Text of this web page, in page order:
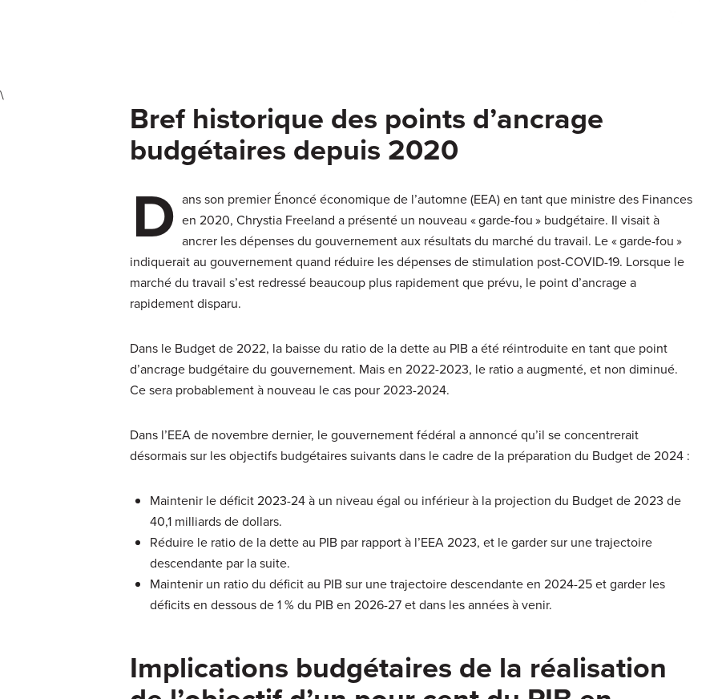
\
Bref historique des points d’ancrage
budgétaires depuis 2020
D ans son premier Énoncé économique de l’automne (EEA) en tant que ministre des Finances
en 2020, Chrystia Freeland a présenté un nouveau « garde-fou » budgétaire. Il visait à
ancrer les dépenses du gouvernement aux résultats du marché du travail. Le « garde-fou »
indiquerait au gouvernement quand réduire les dépenses de stimulation post-COVID-19. Lorsque le
marché du travail s’est redressé beaucoup plus rapidement que prévu, le point d’ancrage a
rapidement disparu.
Dans le Budget de 2022, la baisse du ratio de la dette au PIB a été réintroduite en tant que point
d’ancrage budgétaire du gouvernement. Mais en 2022-2023, le ratio a augmenté, et non diminué.
Ce sera probablement à nouveau le cas pour 2023-2024.
Dans l’EEA de novembre dernier, le gouvernement fédéral a annoncé qu’il se concentrerait
désormais sur les objectifs budgétaires suivants dans le cadre de la préparation du Budget de 2024 :
Maintenir le déficit 2023-24 à un niveau égal ou inférieur à la projection du Budget de 2023 de
40,1 milliards de dollars.
Réduire le ratio de la dette au PIB par rapport à l’EEA 2023, et le garder sur une trajectoire
descendante par la suite.
Maintenir un ratio du déficit au PIB sur une trajectoire descendante en 2024-25 et garder les
déficits en dessous de 1 % du PIB en 2026-27 et dans les années à venir.
Implications budgétaires de la réalisation